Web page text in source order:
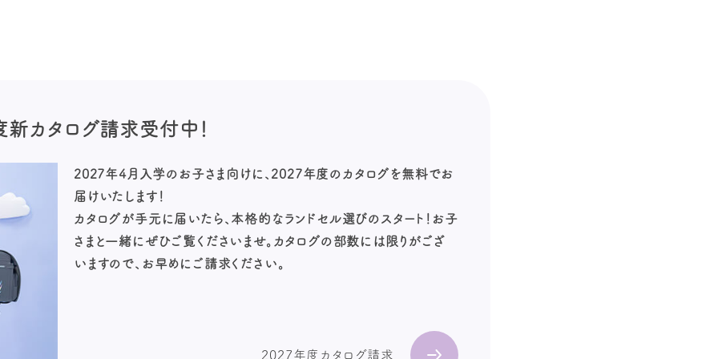
カタログ請求受付中！
2027年4月入学のお子さま向けに、2027年度のカタログを無料でお
届けいたします！
カタログが手元に届いたら、本格的なランドセル選びのスタート！お子
さまと一緒にぜひご覧くださいませ。カタログの部数には限りがござ
いますので、お早めにご請求ください。
2027年度カタログ請求